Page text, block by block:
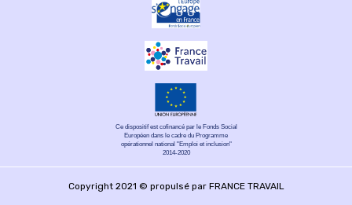
Ce dispositif est cofinancé par le Fonds Social
Européen dans le cadre du Programme
opérationnel national "Emploi et inclusion"
2014-2020
Copyright 2021 © propulsé par FRANCE TRAVAIL